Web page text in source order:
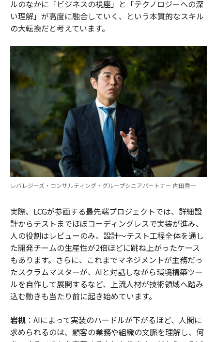
ルのなかに「ビジネスの視座」と「テクノロジーへの深
い理解」が高度に融合していく、という本質的なスキル
の大転換だと考えています。
レバレジーズ・コンサルティング・グループシニアパートナー 内田秀一
実際、LCGが参画する最先端プロジェクトでは、詳細設
計からテストまでほぼコーディングレスで実装が進み、
人の役割はレビューのみ。設計～テスト工程全体を通し
た開発チームの生産性が2倍ほどに跳ね上がったケース
もあります。さらに、これまでマネジメントが主務だっ
たスクラムマスターが、AIと対話しながら環境構築ツー
ルを自作して展開するなど、上流人材が技術領域へ踏み
込む動きも当たり前に起き始めています。
岩槻：AIによって実装のハードルが下がるほど、人間に
求められるのは、顧客の業務や組織の文脈を理解し、何